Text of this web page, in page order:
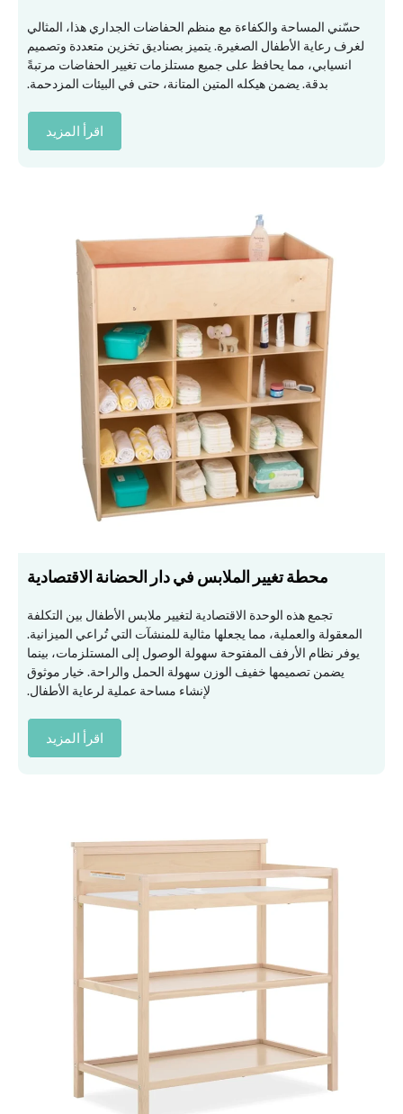
حسّني المساحة والكفاءة مع منظم الحفاضات الجداري هذا، المثالي
لغرف رعاية الأطفال الصغيرة. يتميز بصناديق تخزين متعددة وتصميم
انسيابي، مما يحافظ على جميع مستلزمات تغيير الحفاضات مرتبةً
بدقة. يضمن هيكله المتين المتانة، حتى في البيئات المزدحمة.
اقرأ المزيد
محطة تغيير الملابس في دار الحضانة الاقتصادية
تجمع هذه الوحدة الاقتصادية لتغيير ملابس الأطفال بين التكلفة
المعقولة والعملية، مما يجعلها مثالية للمنشآت التي تُراعي الميزانية.
يوفر نظام الأرفف المفتوحة سهولة الوصول إلى المستلزمات، بينما
يضمن تصميمها خفيف الوزن سهولة الحمل والراحة. خيار موثوق
لإنشاء مساحة عملية لرعاية الأطفال.
اقرأ المزيد